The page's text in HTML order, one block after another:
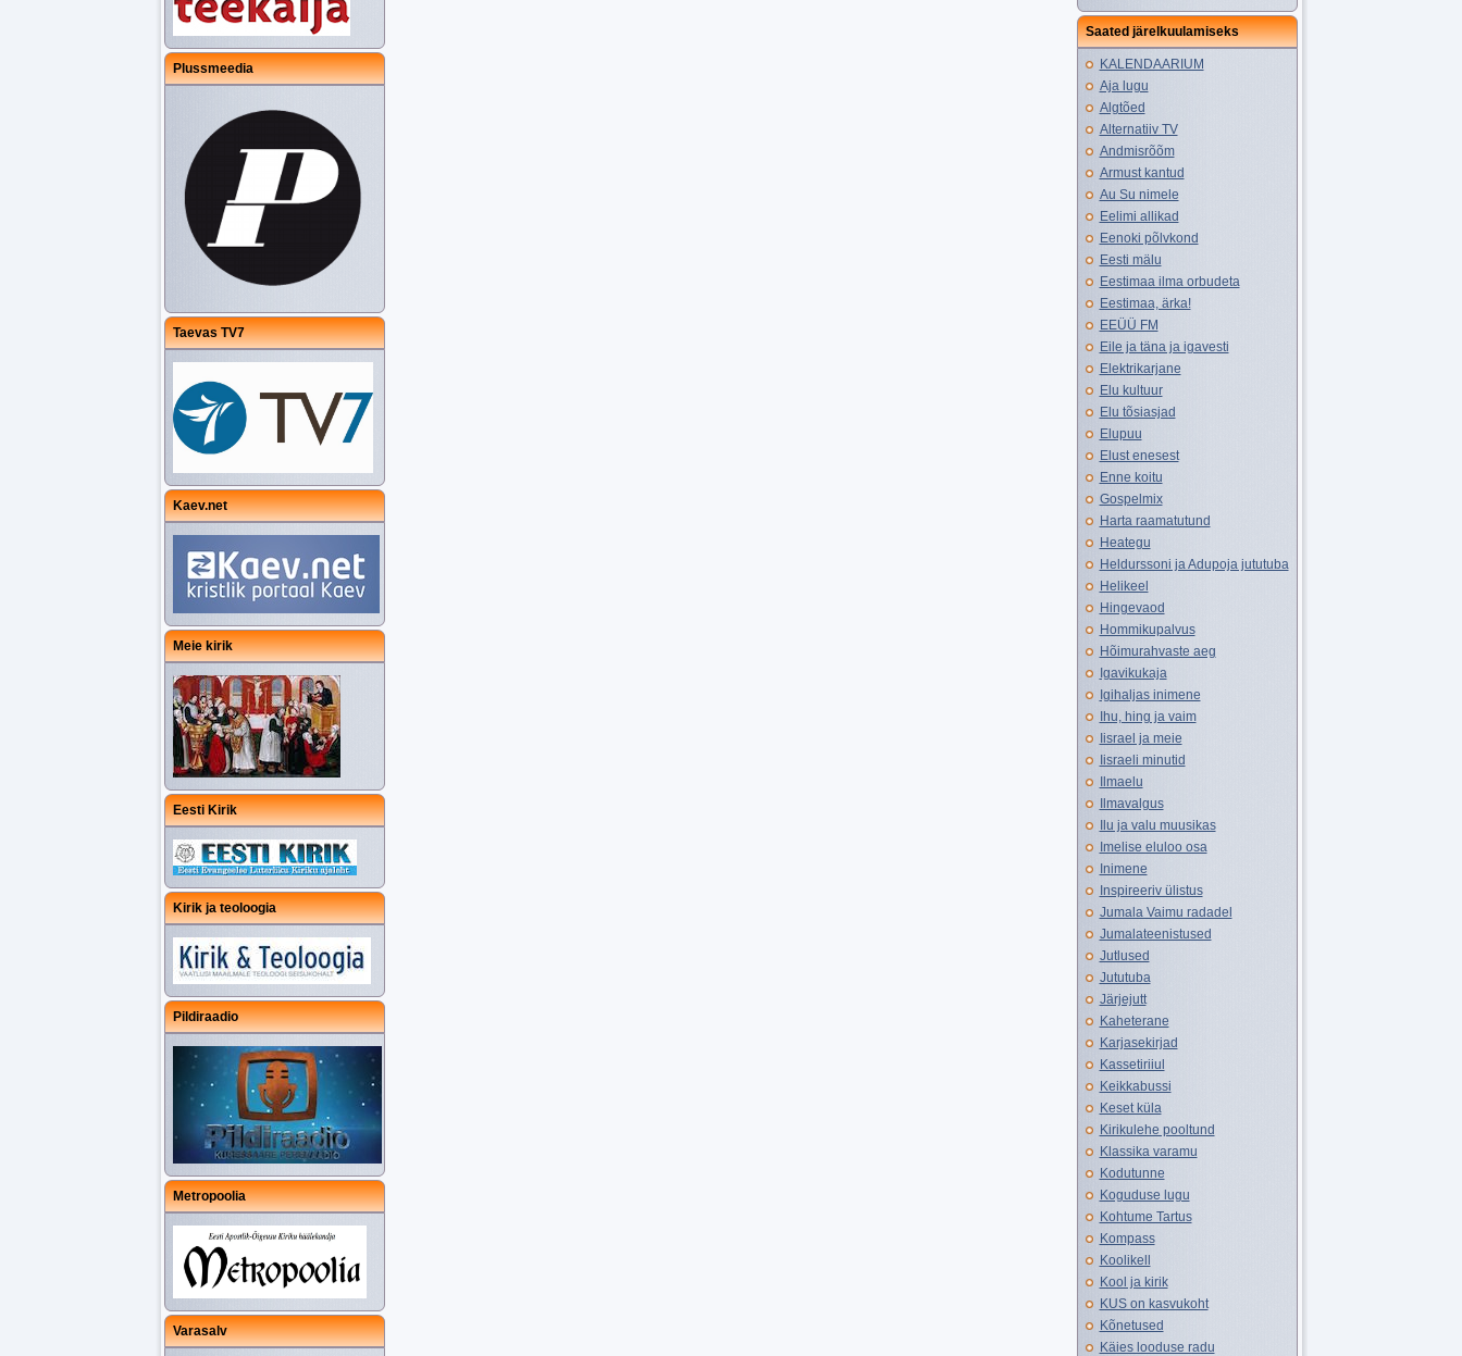
Plussmeedia
Taevas TV7
Kaev.net
Meie kirik
Eesti Kirik
Kirik ja teoloogia
Pildiraadio
Metropoolia
Varasalv
Saated järelkuulamiseks
KALENDAARIUM
Aja lugu
Algtõed
Alternatiiv TV
Andmisrõõm
Armust kantud
Au Su nimele
Eelimi allikad
Eenoki põlvkond
Eesti mälu
Eestimaa ilma orbudeta
Eestimaa, ärka!
EEÜÜ FM
Eile ja täna ja igavesti
Elektrikarjane
Elu kultuur
Elu tõsiasjad
Elupuu
Elust enesest
Enne koitu
Gospelmix
Harta raamatutund
Heategu
Heldurssoni ja Adupoja jututuba
Helikeel
Hingevaod
Hommikupalvus
Hõimurahvaste aeg
Igavikukaja
Igihaljas inimene
Ihu, hing ja vaim
Iisrael ja meie
Iisraeli minutid
Ilmaelu
Ilmavalgus
Ilu ja valu muusikas
Imelise eluloo osa
Inimene
Inspireeriv ülistus
Jumala Vaimu radadel
Jumalateenistused
Jutlused
Jututuba
Järjejutt
Kaheterane
Karjasekirjad
Kassetiriiul
Keikkabussi
Keset küla
Kirikulehe pooltund
Klassika varamu
Kodutunne
Koguduse lugu
Kohtume Tartus
Kompass
Koolikell
Kool ja kirik
KUS on kasvukoht
Kõnetused
Käies looduse radu